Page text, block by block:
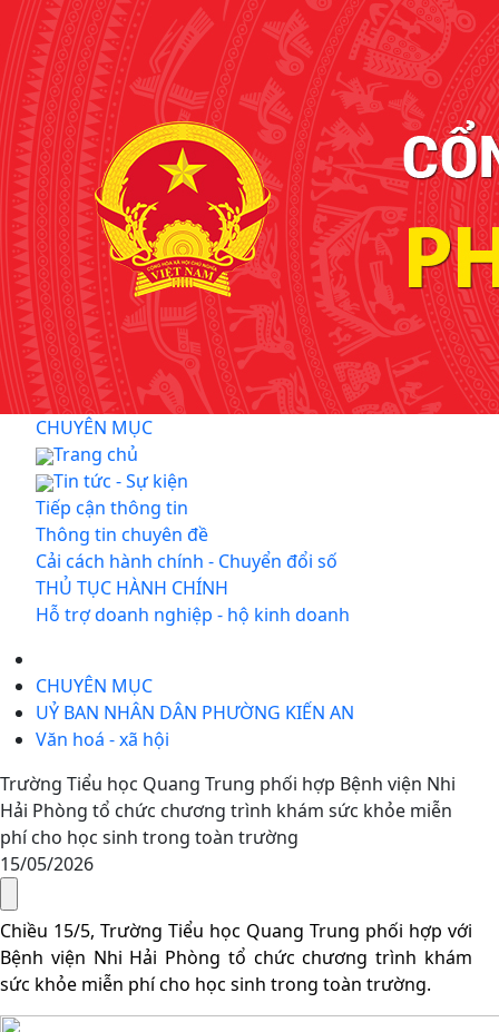
CHUYÊN MỤC
Trang chủ
Tin tức - Sự kiện
Tiếp cận thông tin
Thông tin chuyên đề
Cải cách hành chính - Chuyển đổi số
THỦ TỤC HÀNH CHÍNH
Hỗ trợ doanh nghiệp - hộ kinh doanh
CHUYÊN MỤC
UỶ BAN NHÂN DÂN PHƯỜNG KIẾN AN
Văn hoá - xã hội
Trường Tiểu học Quang Trung phối hợp Bệnh viện Nhi
Hải Phòng tổ chức chương trình khám sức khỏe miễn
phí cho học sinh trong toàn trường
15/05/2026
Chiều 15/5, Trường Tiểu học Quang Trung phối hợp với
Bệnh viện Nhi Hải Phòng tổ chức chương trình khám
sức khỏe miễn phí cho học sinh trong toàn trường.